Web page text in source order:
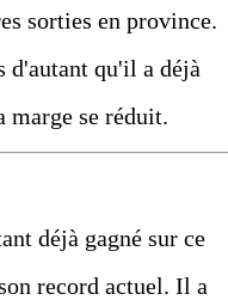
sorties en province.
d'autant qu'il a déjà
marge se réduit.
déjà gagné sur ce
record actuel. Il a